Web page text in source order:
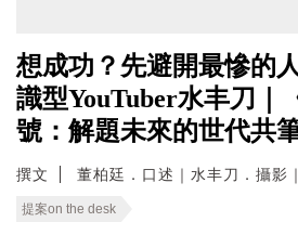
想成功？先避開最慘的
識型YouTuber水丰刀｜
號：解題未來的世代共
撰文 董柏廷．口述｜水丰刀．攝影
提案on the desk